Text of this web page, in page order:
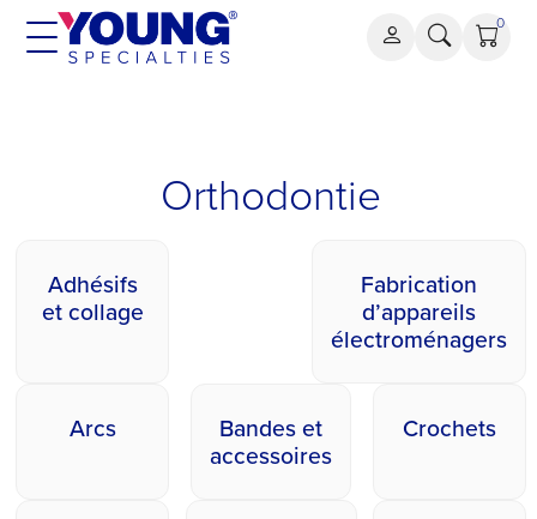
Aller
0
Orthodontie
Adhésifs
et collage
Fabrication
d’appareils
électroménagers
Arcs
Bandes et
accessoires
Crochets